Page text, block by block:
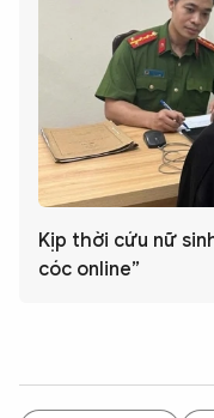
Kịp thời cứu nữ
cóc online”